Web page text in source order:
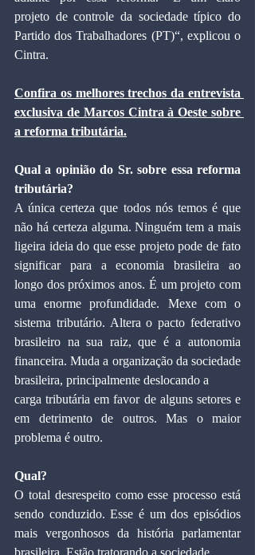
projeto de controle da sociedade típico do
Partido dos Trabalhadores (PT)“, explicou o
Cintra.
Confira os melhores trechos da entrevista
exclusiva de Marcos Cintra à Oeste sobre
a reforma tributária.
Qual a opinião do Sr. sobre essa reforma
tributária?
A única certeza que todos nós temos é que
não há certeza alguma. Ninguém tem a mais
ligeira ideia do que esse projeto pode de fato
significar para a economia brasileira ao
longo dos próximos anos. É um projeto com
uma enorme profundidade. Mexe com o
sistema tributário. Altera o pacto federativo
brasileiro na sua raiz, que é a autonomia
financeira. Muda a organização da sociedade
brasileira, principalmente deslocando a
carga tributária em favor de alguns setores e
em detrimento de outros. Mas o maior
problema é outro.
Qual?
O total desrespeito como esse processo está
sendo conduzido. Esse é um dos episódios
mais vergonhosos da história parlamentar
brasileira. Estão tratorando a sociedade.